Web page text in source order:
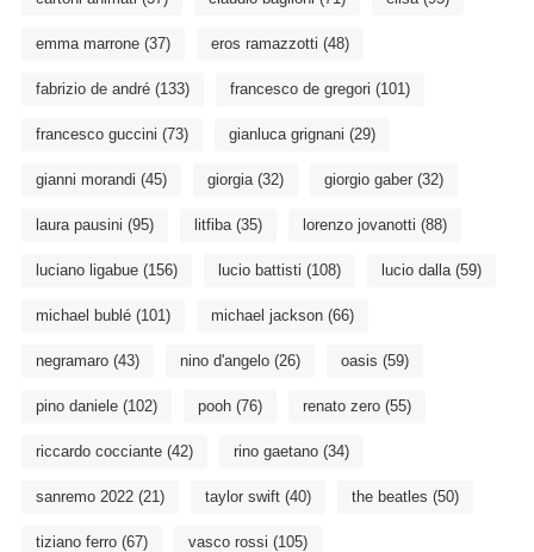
emma marrone(37) eros ramazzotti (48)
fabrizio de andré(133) francesco de gregori (101)
francesco guccini (73) gianluca grignani (29)
gianni morandi (45) giorgia(32) giorgio gaber(32)
laura pausini (95) litfiba(35) lorenzo jovanotti (88)
luciano ligabue(156) lucio battisti (108) lucio dalla(59)
michael bublé(101) michael jackson(66)
negramaro(43) nino d'angelo(26) oasis (59)
pino daniele(102) pooh(76) renato zero(55)
riccardo cocciante(42) rino gaetano(34)
sanremo 2022(21) taylor swift(40) the beatles (50)
tiziano ferro(67) vasco rossi (105)